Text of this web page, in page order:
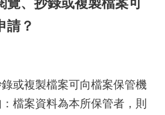
請？
或複製檔案可向檔案保管機
檔案資料為本所保管者，則